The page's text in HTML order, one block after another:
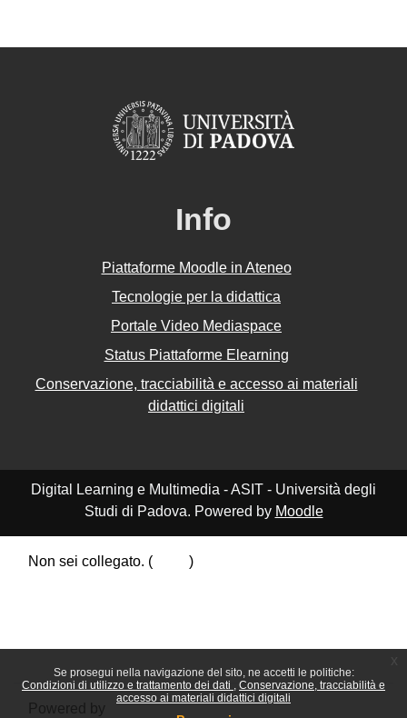
Se prosegui nella navigazione del sito, ne accetti le politiche:
Condizioni di utilizzo e trattamento dei dati
Conservazione, tracciabilità e
accesso ai materiali didattici digitali
Info
Piattaforme Moodle in Ateneo
Tecnologie per la didattica
Portale Video Mediaspace
Status Piattaforme Elearning
Conservazione, tracciabilità e accesso ai materiali
didattici digitali
Digital Learning e Multimedia - ASIT - Università degli
Studi di Padova. Powered by Moodle
Non sei collegato. (
)
Powered by Moodle